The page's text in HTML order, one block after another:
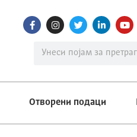
Отворени подаци